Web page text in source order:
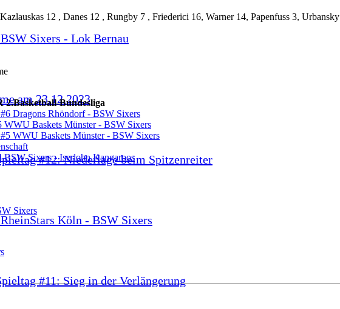
Sixers - Lok Bernau
am 23.12.2023
#12: Niederlage beim Spitzenreiter
Köln - BSW Sixers
#11: Sieg in der Verlängerung
12 , Danes 12 , Rungby 7 , Friederici 16, Warner 14, Papenfuss 3, Urbansky
Bundesliga
Dragons Rhöndorf - BSW Sixers
WWU Baskets Münster - BSW Sixers
WWU Baskets Münster - BSW Sixers
BSW Sixers - Iserlohn Kangaroos
Sixers